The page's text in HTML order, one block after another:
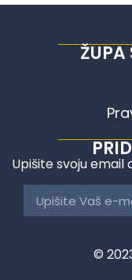
ŽUPA
Upišite svoju
©